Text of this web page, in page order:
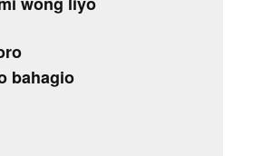
bahagio